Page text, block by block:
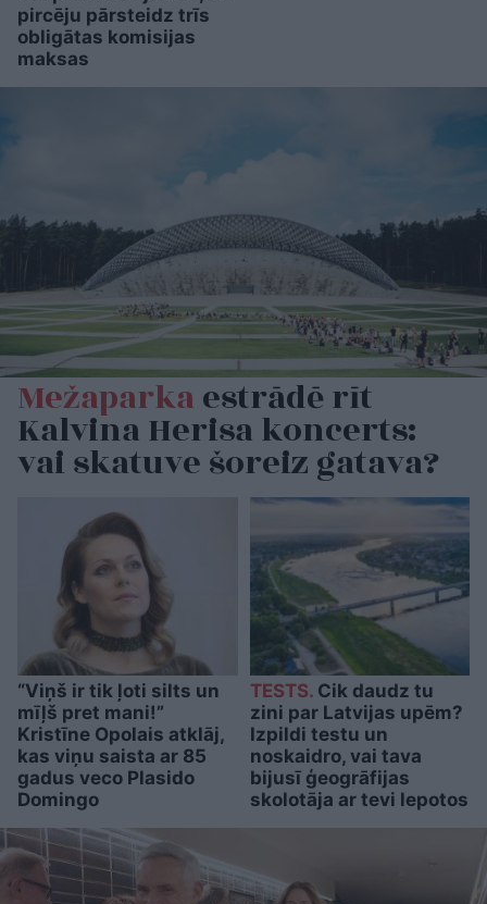
pircēju pārsteidz trīs
obligātas komisijas
maksas
Mežaparkaestrādē rīt
Kalvina Herisa koncerts:
vai skatuve šoreiz gatava?
“Viņš ir tik ļoti silts un
mīļš pret mani!”
Kristīne Opolais atklāj,
kas viņu saista ar 85
gadus veco Plasido
Domingo
TESTS.Cik daudz tu
zini par Latvijas upēm?
Izpildi testu un
noskaidro, vai tava
bijusī ģeogrāfijas
skolotāja ar tevi lepotos